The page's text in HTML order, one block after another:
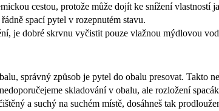
cestou, protože může dojít ke snížení vlastností
spací pytel v rozepnutém stavu.
je dobré skrvnu vyčistit pouze vlažnou mýdlovou
správný způsob je pytel do obalu presovat. Takto
skladování v obalu, ale rozložení
a suchý na suchém místě, dosáhneš tak